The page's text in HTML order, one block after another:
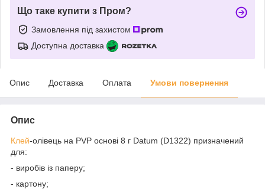
Що таке купити з Пром?
Замовлення під захистом
Доступна доставка
Опис Доставка Оплата Умови повернення
Опис
Клей-олівець на PVP основі 8 г Datum (D1322) призначений
для:
- виробів із паперу;
- картону;